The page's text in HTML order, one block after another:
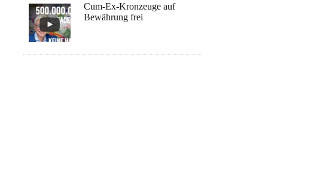
Cum-Ex-Kronzeuge auf
Bewährung frei